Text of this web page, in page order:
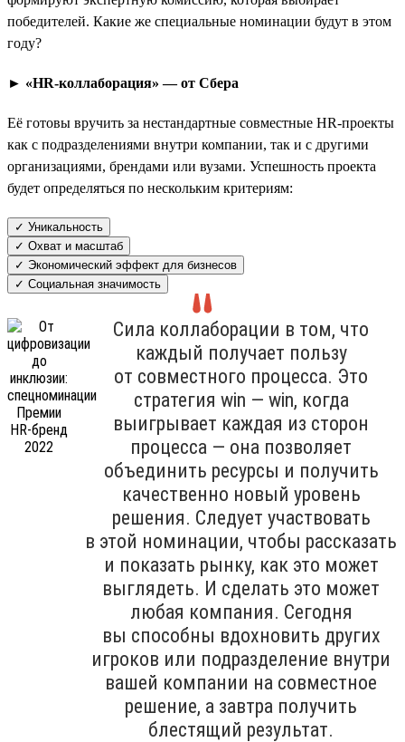
победителей. Какие же специальные номинации будут в этом
году?
► «HR-коллаборация» — от Сбера
Её готовы вручить за нестандартные совместные HR-проекты
как с подразделениями внутри компании, так и с другими
организациями, брендами или вузами. Успешность проекта
будет определяться по нескольким критериям:
✓ Уникальность
✓ Охват и масштаб
✓ Экономический эффект для бизнесов
✓ Социальная значимость
Сила коллаборации в том, что
каждый получает пользу
от совместного процесса. Это
стратегия win — win, когда
выигрывает каждая из сторон
процесса — она позволяет
объединить ресурсы и получить
качественно новый уровень
решения. Следует участвовать
в этой номинации, чтобы рассказать
и показать рынку, как это может
выглядеть. И сделать это может
любая компания. Сегодня
вы способны вдохновить других
игроков или подразделение внутри
вашей компании на совместное
решение, а завтра получить
блестящий результат.